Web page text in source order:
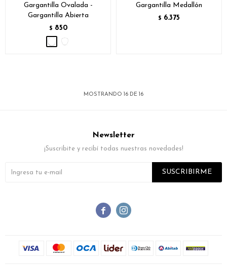
Gargantilla Ovalada -
Gargantilla Abierta
$ 850
Gargantilla Medallón
$ 6.375
MOSTRANDO 16 DE 16
 
Newsletter
¡Suscribite y recibí todas nuestras novedades!
SUSCRIBIRME